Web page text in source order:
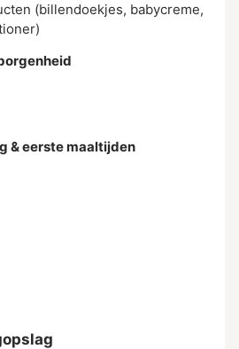
(billendoekjes, babycreme,
& eerste maaltijden